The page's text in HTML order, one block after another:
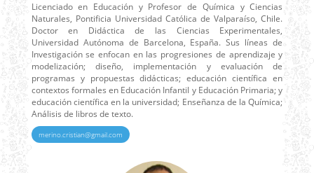
Licenciado en Educación y Profesor de Química y Ciencias
Naturales, Pontificia Universidad Católica de Valparaíso, Chile.
Doctor en Didáctica de las Ciencias Experimentales,
Universidad Autónoma de Barcelona, España. Sus líneas de
Investigación se enfocan en las progresiones de aprendizaje y
modelización; diseño, implementación y evaluación de
programas y propuestas didácticas; educación científica en
contextos formales en Educación Infantil y Educación Primaria; y
educación científica en la universidad; Enseñanza de la Química;
Análisis de libros de texto.
merino.cristian@gmail.com